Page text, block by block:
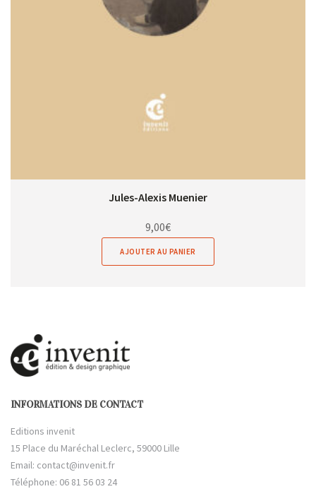
Jules-Alexis Muenier
9,00€
AJOUTER AU PANIER
INFORMATIONS DE CONTACT
Editions invenit
15 Place du Maréchal Leclerc, 59000 Lille
Email: contact@invenit.fr
Téléphone: 06 81 56 03 24